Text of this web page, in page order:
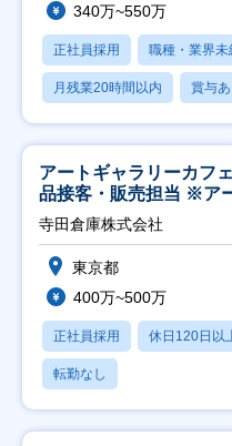
340万~550万
正社員採用 職種・業界未
月残業20時間以内 賞与あ
アートギャラリーカフ
品接客・販売担当 ※ア
寺田倉庫株式会社
東京都
400万~500万
正社員採用 休日120日以
転勤なし